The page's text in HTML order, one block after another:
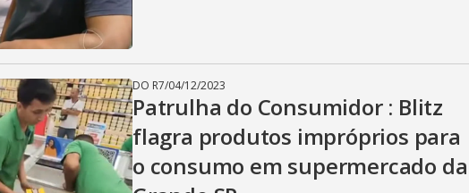
DO R7/04/12/2023
Patrulha do Consumidor : Blitz
flagra produtos impróprios para
o consumo em supermercado da